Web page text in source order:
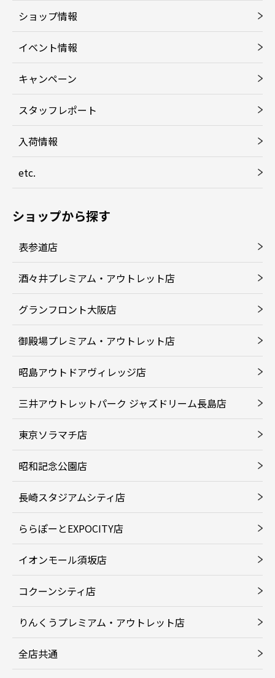
ショップ情報
イベント情報
キャンペーン
スタッフレポート
入荷情報
etc.
ショップから探す
表参道店
酒々井プレミアム・アウトレット店
グランフロント大阪店
御殿場プレミアム・アウトレット店
昭島アウトドアヴィレッジ店
三井アウトレットパーク ジャズドリーム長島店
東京ソラマチ店
昭和記念公園店
長崎スタジアムシティ店
ららぽーとEXPOCITY店
イオンモール須坂店
コクーンシティ店
りんくうプレミアム・アウトレット店
全店共通